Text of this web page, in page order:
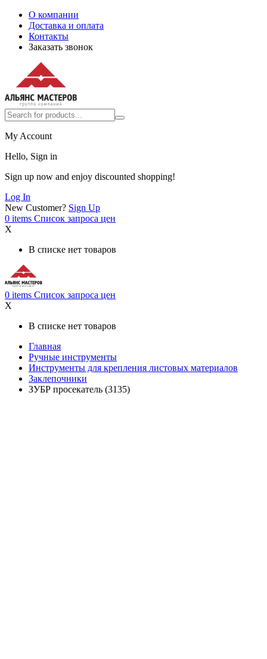
О компании
Доставка и оплата
Контакты
Заказать звонок
My Account
Hello, Sign in
Sign up now and enjoy discounted shopping!
Log In
New Customer? Sign Up
0 items Список запроса цен
X
В списке нет товаров
0 items Список запроса цен
X
В списке нет товаров
Главная
Ручные инструменты
Инструменты для крепления листовых материалов
Заклепочники
ЗУБР просекатель (3135)